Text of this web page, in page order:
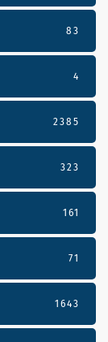
83
4
2385
323
161
71
1643